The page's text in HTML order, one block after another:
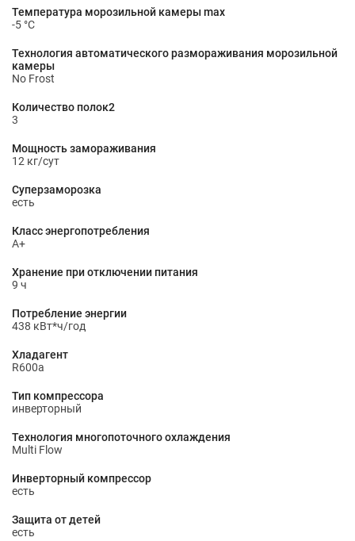
Температура морозильной камеры max
-5 °С
Технология автоматического размораживания морозильной
камеры
No Frost
Количество полок2
3
Мощность замораживания
12 кг/сут
Суперзаморозка
есть
Класс энергопотребления
A+
Хранение при отключении питания
9 ч
Потребление энергии
438 кВт*ч/год
Хладагент
R600a
Тип компрессора
инверторный
Технология многопоточного охлаждения
Multi Flow
Инверторный компрессор
есть
Защита от детей
есть